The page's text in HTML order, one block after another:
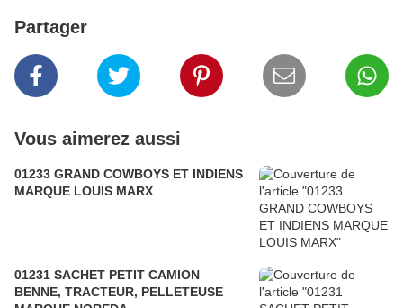
Partager
Vous aimerez aussi
01233 GRAND COWBOYS ET INDIENS
MARQUE LOUIS MARX
01231 SACHET PETIT CAMION
BENNE, TRACTEUR, PELLETEUSE